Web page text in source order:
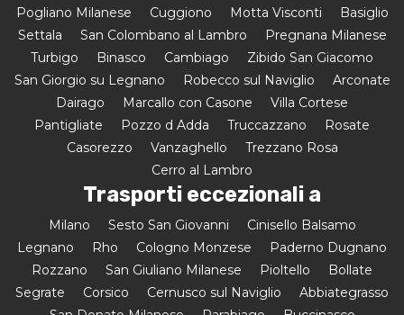
Pogliano Milanese
Cuggiono Motta Visconti
Basiglio
Settala
San Colombano al Lambro
Pregnana Milanese
Turbigo
Binasco Cambiago
Zibido San Giacomo
San Giorgio su Legnano
Robecco sul Naviglio
Arconate
Dairago
Marcallo con Casone
Villa Cortese
Pantigliate
Pozzo d Adda Truccazzano
Rosate
Casorezzo
Vanzaghello
Trezzano Rosa
Cerro al Lambro
Trasporti eccezionali a
Milano Sesto San Giovanni
Cinisello Balsamo
Legnano
Rho Cologno Monzese
Paderno Dugnano
Rozzano
San Giuliano Milanese Pioltello
Bollate
Segrate
Corsico Cernusco sul Naviglio
Abbiategrasso